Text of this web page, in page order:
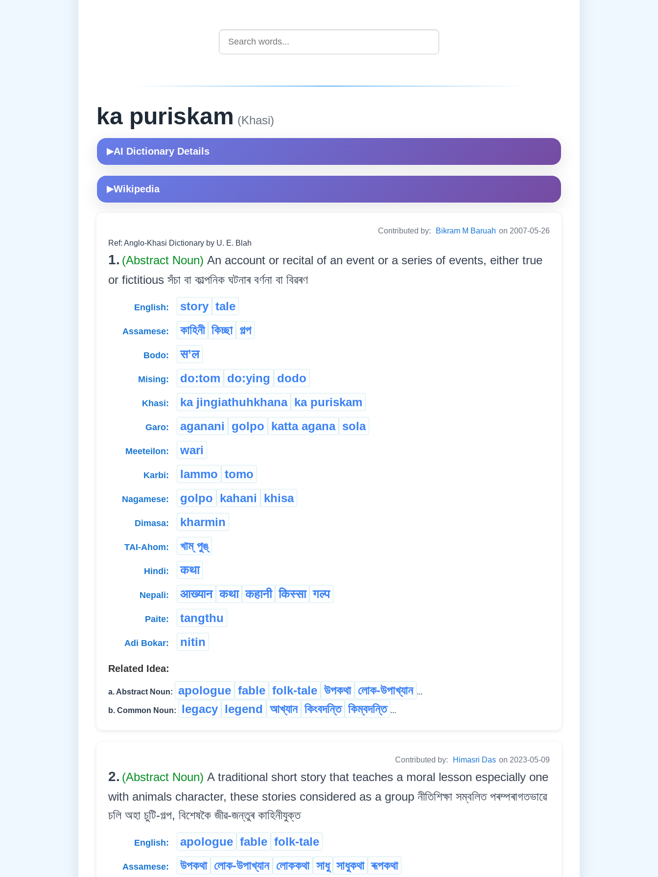
ka puriskam (Khasi)
▶AI Dictionary Details
▶Wikipedia
Contributed by: Bikram M Baruah on 2007-05-26
Ref: Anglo-Khasi Dictionary by U. E. Blah
1. (Abstract Noun) An account or recital of an event or a series of events, either true
or fictitious সঁচা বা কাল্পনিক ঘটনাৰ বৰ্ণনা বা বিৱৰণ
English: story tale
Assamese: কাহিনী কিচ্ছা গল্প
Bodo: स’ल
Mising: do:tom do:ying dodo
Khasi: ka jingiathuhkhana ka puriskam
Garo: aganani golpo katta agana sola
Meeteilon: wari
Karbi: lammo tomo
Nagamese: golpo kahani khisa
Dimasa: kharmin
TAI-Ahom: খাম্ পুঙ্
Hindi: कथा
Nepali: आख्यान कथा कहानी किस्सा गल्प
Paite: tangthu
Adi Bokar: nitin
Related Idea:
a. Abstract Noun: apologue fable folk-tale উপকথা লোক-উপাখ্যান ...
b. Common Noun: legacy legend আখ্যান কিংবদন্তি কিম্বদন্তি ...
Contributed by: Himasri Das on 2023-05-09
2. (Abstract Noun) A traditional short story that teaches a moral lesson especially one
with animals character, these stories considered as a group নীতিশিক্ষা সম্বলিত পৰম্পৰাগতভাৱে
চলি অহা চুটি-গল্প, বিশেষকৈ জীৱ-জন্তুৰ কাহিনীযুক্ত
English: apologue fable folk-tale
Assamese: উপকথা লোক-উপাখ্যান লোককথা সাধু সাধুকথা ৰূপকথা